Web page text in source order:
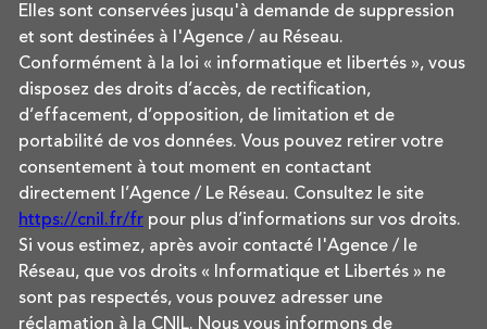
Elles sont conservées jusqu'à demande de suppression
et sont destinées à l'Agence / au Réseau.
Conformément à la loi « informatique et libertés », vous
disposez des droits d’accès, de rectification,
d’effacement, d’opposition, de limitation et de
portabilité de vos données. Vous pouvez retirer votre
consentement à tout moment en contactant
directement l’Agence / Le Réseau. Consultez le site
https://cnil.fr/fr pour plus d’informations sur vos droits.
Si vous estimez, après avoir contacté l'Agence / le
Réseau, que vos droits « Informatique et Libertés » ne
sont pas respectés, vous pouvez adresser une
réclamation à la CNIL. Nous vous informons de